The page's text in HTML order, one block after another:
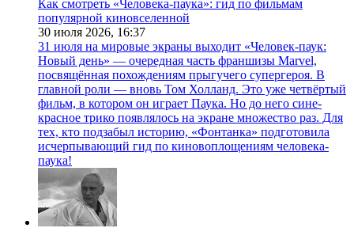
Как смотреть «Человека-паука»: гид по фильмам
популярной киновселенной
30 июля 2026, 16:37
31 июля на мировые экраны выходит «Человек-паук:
Новый день» — очередная часть франшизы Marvel,
посвящённая похождениям прыгучего супергероя. В
главной роли — вновь Том Холланд. Это уже четвёртый
фильм, в котором он играет Паука. Но до него сине-
красное трико появлялось на экране множество раз. Для
тех, кто подзабыл историю, «Фонтанка» подготовила
исчерпывающий гид по киновоплощениям человека-
паука!